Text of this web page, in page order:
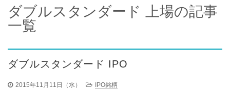
テ
ン
ツ
へ
ダブルスタンダード 上場の記事
一覧
ダブルスタンダード IPO
2015年11月11日（水） IPO銘柄